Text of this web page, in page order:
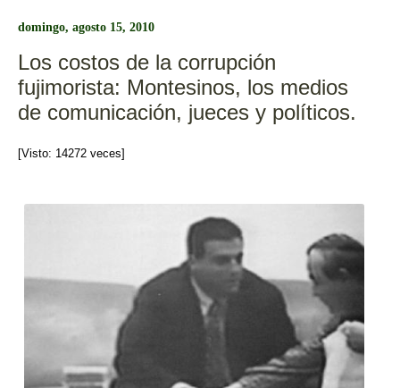
b
o
k
ar
tir
domingo, agosto 15, 2010
Los costos de la corrupción
fujimorista: Montesinos, los medios
de comunicación, jueces y políticos.
[Visto: 14272 veces]